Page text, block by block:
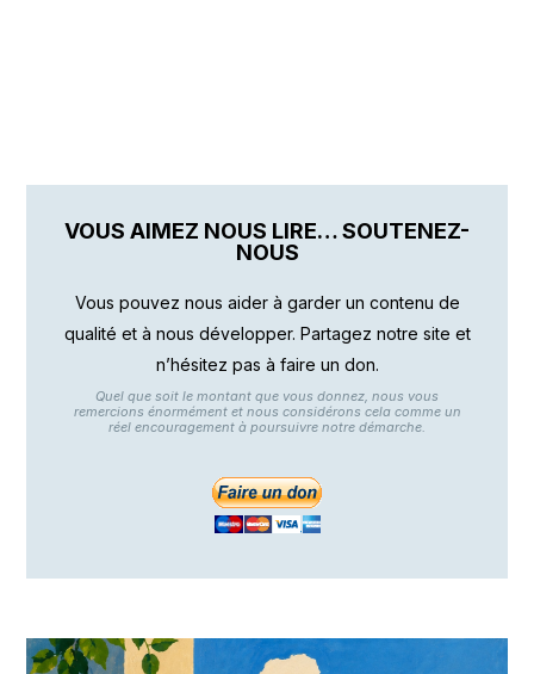
VOUS AIMEZ NOUS LIRE… SOUTENEZ-
NOUS
Vous pouvez nous aider à garder un contenu de
qualité et à nous développer. Partagez notre site et
n’hésitez pas à faire un don.
Quel que soit le montant que vous donnez, nous vous
remercions énormément et nous considérons cela comme un
réel encouragement à poursuivre notre démarche.